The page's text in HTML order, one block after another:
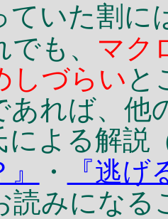
ていた割に
も、 マク
しづらい と
あれば、
による解説
・
『逃げ
読みになる